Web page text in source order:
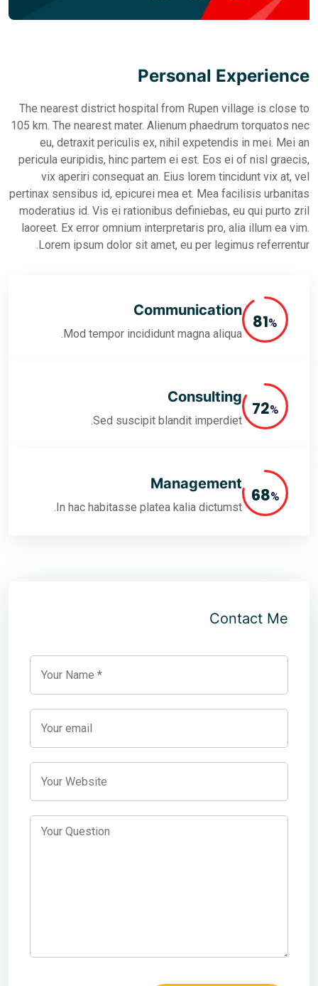
The nearest district hospital from
105 km. The nearest mater. Alienum
eu, detraxit periculis ex, nihil
pericula euripidis, hinc partem ei
vix aperiri consequat an. Eius
pertinax sensibus id, epicurei mea et.
moderatius id. Vis ei rationibus
laoreet. Ex error omnium
Lorem ipsum dolor sit amet, eu
Mod tempor incididunt
Sed suscipit blandit
In hac habitasse platea kalia